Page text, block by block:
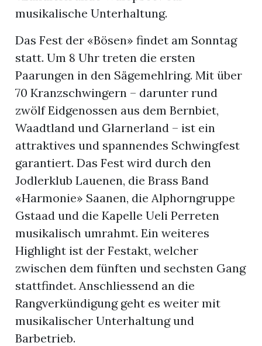
musikalische Unterhaltung.
Das Fest der «Bösen» findet am Sonntag
statt. Um 8 Uhr treten die ersten
Paarungen in den Sägemehlring. Mit über
70 Kranzschwingern – darunter rund
zwölf Eidgenossen aus dem Bernbiet,
Waadtland und Glarnerland – ist ein
attraktives und spannendes Schwingfest
garantiert. Das Fest wird durch den
Jodlerklub Lauenen, die Brass Band
«Harmonie» Saanen, die Alphorngruppe
Gstaad und die Kapelle Ueli Perreten
musikalisch umrahmt. Ein weiteres
Highlight ist der Festakt, welcher
zwischen dem fünften und sechsten Gang
stattfindet. Anschliessend an die
Rangverkündigung geht es weiter mit
musikalischer Unterhaltung und
Barbetrieb.